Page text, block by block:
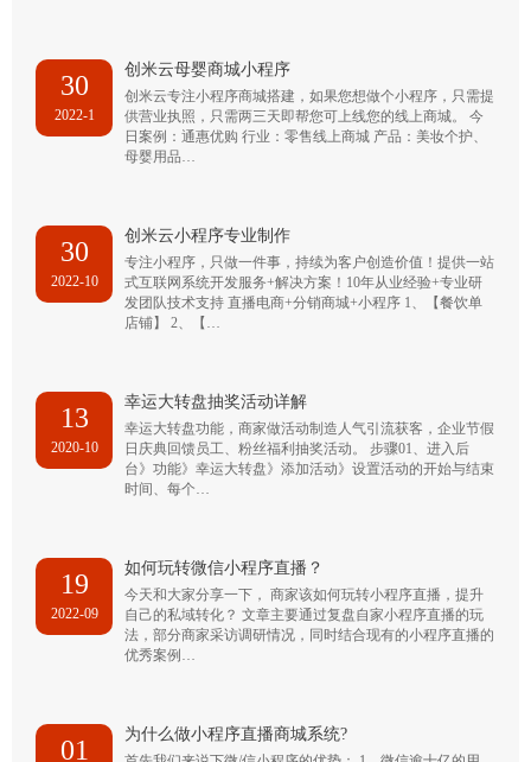
30
2022-1
创米云母婴商城小程序
创米云专注小程序商城搭建，如果您想做个小程序，只需提
供营业执照，只需两三天即帮您可上线您的线上商城。 今
日案例：通惠优购 行业：零售线上商城 产品：美妆个护、
母婴用品…
30
2022-10
创米云小程序专业制作
专注小程序，只做一件事，持续为客户创造价值！提供一站
式互联网系统开发服务+解决方案！10年从业经验+专业研
发团队技术支持 直播电商+分销商城+小程序 1、【餐饮单
店铺】 2、【…
13
2020-10
幸运大转盘抽奖活动详解
幸运大转盘功能，商家做活动制造人气引流获客，企业节假
日庆典回馈员工、粉丝福利抽奖活动。 步骤01、进入后
台》功能》幸运大转盘》添加活动》设置活动的开始与结束
时间、每个…
19
2022-09
如何玩转微信小程序直播？
今天和大家分享一下， 商家该如何玩转小程序直播，提升
自己的私域转化？ 文章主要通过复盘自家小程序直播的玩
法，部分商家采访调研情况，同时结合现有的小程序直播的
优秀案例…
01
为什么做小程序直播商城系统?